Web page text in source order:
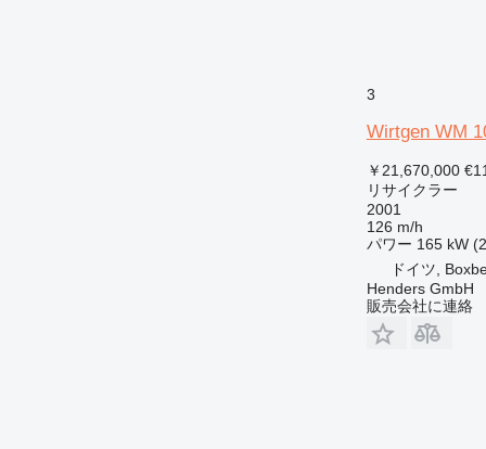
3
Wirtgen WM
￥21,670,000
リサイクラー
2001
126 m/h
パワー 165 kW
ドイツ,
Henders GmbH
販売会社に連絡